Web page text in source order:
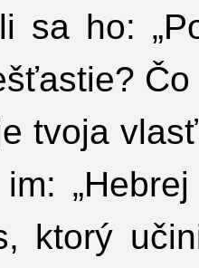
sa ho:
tvoja
im:
ktorý